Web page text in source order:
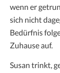
wenn er
sich nicht
Bedürfnis
Zuhause auf.
Susan trinkt,